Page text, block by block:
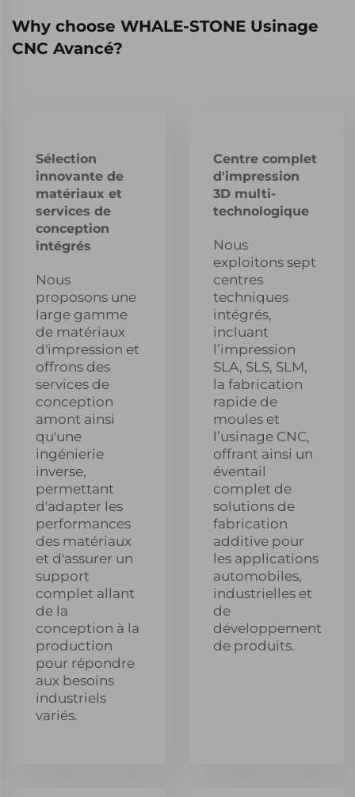
Why choose WHALE-STONE Usinage
CNC Avancé?
Sélection
innovante de
matériaux et
services de
conception
intégrés
Nous
proposons une
large gamme
de matériaux
d'impression et
offrons des
services de
conception
amont ainsi
qu'une
ingénierie
inverse,
permettant
d'adapter les
performances
des matériaux
et d'assurer un
support
complet allant
de la
conception à la
production
pour répondre
aux besoins
industriels
variés.
Centre complet
d'impression
3D multi-
technologique
Nous
exploitons sept
centres
techniques
intégrés,
incluant
l’impression
SLA, SLS, SLM,
la fabrication
rapide de
moules et
l’usinage CNC,
offrant ainsi un
éventail
complet de
solutions de
fabrication
additive pour
les applications
automobiles,
industrielles et
de
développement
de produits.